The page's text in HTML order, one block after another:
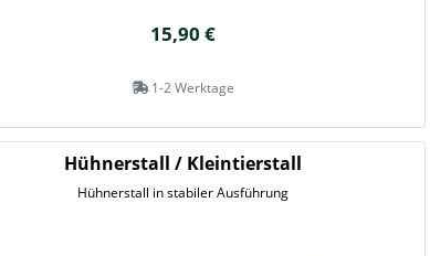
15,90 €
1-2 Werktage
Hühnerstall / Kleintierstall
Hühnerstall in stabiler Ausführung